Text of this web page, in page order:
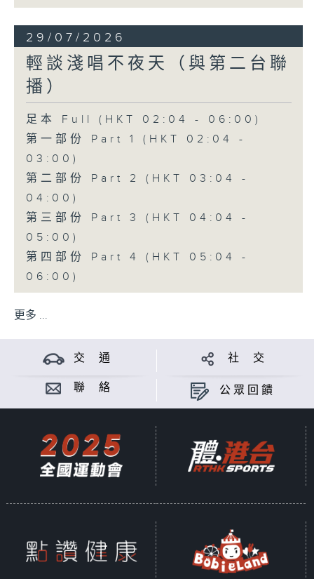
29/07/2026
輕談淺唱不夜天（與第二台聯
播）
足本 Full (HKT 02:04 - 06:00)
第一部份 Part 1 (HKT 02:04 -
03:00)
第二部份 Part 2 (HKT 03:04 -
04:00)
第三部份 Part 3 (HKT 04:04 -
05:00)
第四部份 Part 4 (HKT 05:04 -
06:00)
更多 ...
交 通 社 交
聯 絡 公眾回饋